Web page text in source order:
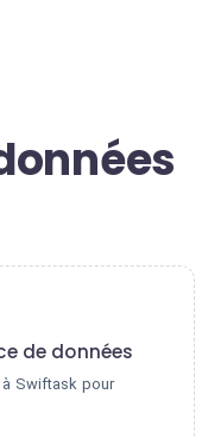
de données
à Swiftask pour